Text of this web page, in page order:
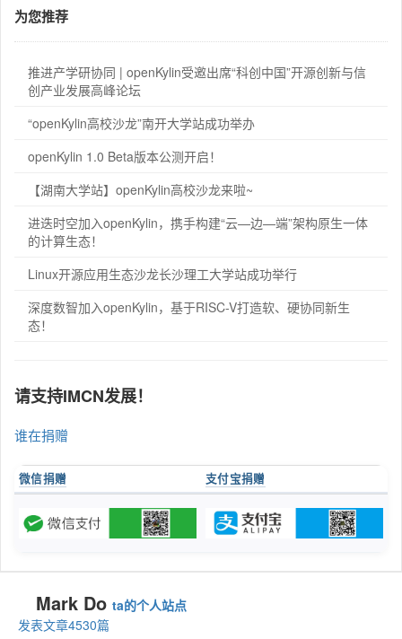
为您推荐
推进产学研协同 | openKylin受邀出席“科创中国”开源创新与信
创产业发展高峰论坛
“openKylin高校沙龙”南开大学站成功举办
openKylin 1.0 Beta版本公测开启！
【湖南大学站】openKylin高校沙龙来啦~
进迭时空加入openKylin，携手构建“云—边—端”架构原生一体
的计算生态！
Linux开源应用生态沙龙长沙理工大学站成功举行
深度数智加入openKylin，基于RISC-V打造软、硬协同新生
态！
请支持IMCN发展！
谁在捐赠
微信捐赠 支付宝捐赠
Mark Do ta的个人站点
发表文章4530篇